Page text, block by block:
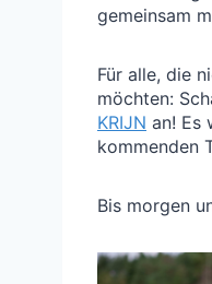
gemeinsam
Für alle, die
möchten:
KRIJN an! Es
kommenden
Bis morgen